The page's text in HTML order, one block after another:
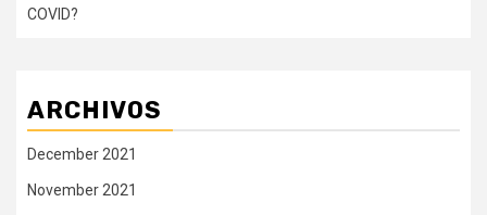
COVID?
ARCHIVOS
December 2021
November 2021